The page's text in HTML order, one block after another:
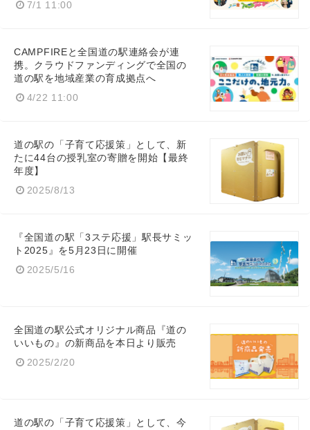
7/1 11:00
CAMPFIREと全国道の駅連絡会が連
携。クラウドファンディングで全国の
道の駅を地域産業の育成拠点へ
4/22 11:00
道の駅の「子育て応援策」として、新
たに44台の授乳室の寄贈を開始【最終
年度】
2025/8/13
『全国道の駅「3ステ応援」駅長サミッ
ト2025』を5月23日に開催
2025/5/16
全国道の駅公式オリジナル商品『道の
いいもの』の新商品を本日より販売
2025/2/20
道の駅の「子育て応援策」として、今